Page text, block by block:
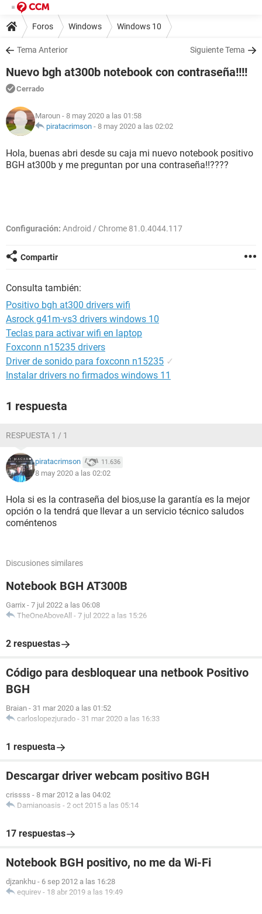
Foros Windows Windows 10
Tema Anterior Siguiente Tema
Nuevo bgh at300b notebook con contraseña!!!!
Cerrado
Maroun - 8 may 2020 a las 01:58
piratacrimson - 8 may 2020 a las 02:02
Hola, buenas abri desde su caja mi nuevo notebook positivo
BGH at300b y me preguntan por una contraseña!!????
Configuración: Android / Chrome 81.0.4044.117
Compartir
Consulta también:
Positivo bgh at300 drivers wifi
Asrock g41m-vs3 drivers windows 10
Teclas para activar wifi en laptop
Foxconn n15235 drivers
Driver de sonido para foxconn n15235 ✓
Instalar drivers no firmados windows 11
1 respuesta
RESPUESTA 1 / 1
piratacrimson 11.636
8 may 2020 a las 02:02
Hola si es la contraseña del bios,use la garantía es la mejor
opción o la tendrá que llevar a un servicio técnico saludos
coméntenos
Discusiones similares
Notebook BGH AT300B
Garrix - 7 jul 2022 a las 06:08
TheOneAboveAll - 7 jul 2022 a las 15:26
2 respuestas
Código para desbloquear una netbook Positivo
BGH
Braian - 31 mar 2020 a las 01:52
carloslopezjurado - 31 mar 2020 a las 16:33
1 respuesta
Descargar driver webcam positivo BGH
crissss - 8 mar 2012 a las 04:02
Damianoasis - 2 oct 2015 a las 05:14
17 respuestas
Notebook BGH positivo, no me da Wi-Fi
djzankhu - 6 sep 2012 a las 16:28
equirev - 18 abr 2019 a las 19:49